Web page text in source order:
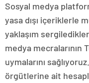
Sosyal medya
yasa dışı içeriklerle
yaklaşım
medya mecralarının
uymalarını
örgütlerine ait